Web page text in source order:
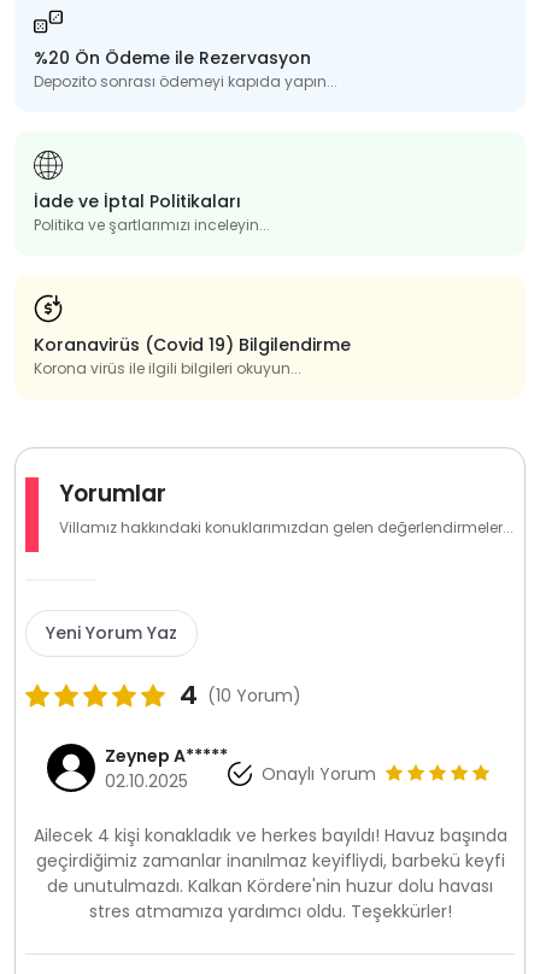
%20 Ön Ödeme ile Rezervasyon
Depozito sonrası ödemeyi kapıda yapın...
İade ve İptal Politikaları
Politika ve şartlarımızı inceleyin...
Koranavirüs (Covid 19) Bilgilendirme
Korona virüs ile ilgili bilgileri okuyun...
Yorumlar
Villamız hakkındaki konuklarımızdan gelen değerlendirmeler...
Yeni Yorum Yaz
4 (10 Yorum)
Zeynep A*****
02.10.2025
Onaylı Yorum
Ailecek 4 kişi konakladık ve herkes bayıldı! Havuz başında
geçirdiğimiz zamanlar inanılmaz keyifliydi, barbekü keyfi
de unutulmazdı. Kalkan Kördere'nin huzur dolu havası
stres atmamıza yardımcı oldu. Teşekkürler!